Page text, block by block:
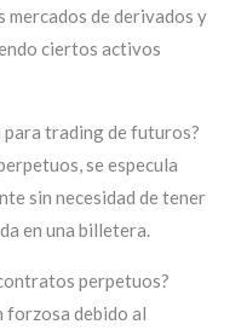
mercados de derivados y
ciertos activos
trading de futuros?
se especula
sin necesidad de tener
en una billetera.
perpetuos?
forzosa debido al